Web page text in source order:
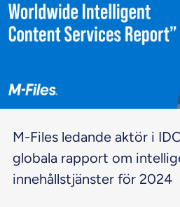
M-Files ledande aktör i
globala rapport om
innehållstjänster för 2024